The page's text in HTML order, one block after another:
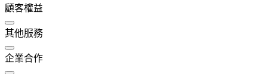
顧客權益
其他服務
企業合作